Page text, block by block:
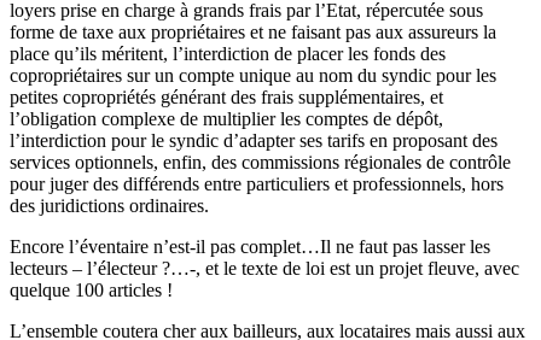
loyers prise en charge à grands frais par l’Etat, répercutée sous
forme de taxe aux propriétaires et ne faisant pas aux assureurs la
place qu’ils méritent, l’interdiction de placer les fonds des
copropriétaires sur un compte unique au nom du syndic pour les
petites copropriétés générant des frais supplémentaires, et
l’obligation complexe de multiplier les comptes de dépôt,
l’interdiction pour le syndic d’adapter ses tarifs en proposant des
services optionnels, enfin, des commissions régionales de contrôle
pour juger des différends entre particuliers et professionnels, hors
des juridictions ordinaires.
Encore l’éventaire n’est-il pas complet…Il ne faut pas lasser les
lecteurs – l’électeur ?…-, et le texte de loi est un projet fleuve, avec
quelque 100 articles !
L’ensemble coutera cher aux bailleurs, aux locataires mais aussi aux